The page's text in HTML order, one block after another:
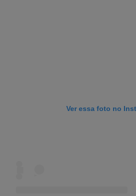
Ver essa foto no